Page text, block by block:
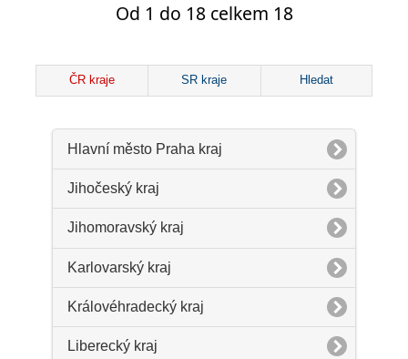
Od 1 do 18 celkem 18
ČR kraje SR kraje Hledat
Hlavní město Praha kraj
Jihočeský kraj
Jihomoravský kraj
Karlovarský kraj
Královéhradecký kraj
Liberecký kraj